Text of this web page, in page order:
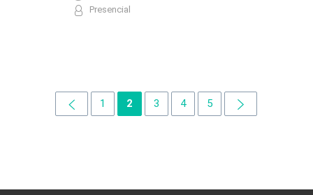
Presencial
1 2 3 4 5